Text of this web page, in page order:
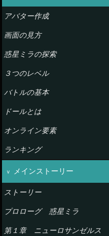
アバター作成
画面の見方
惑星ミラの探索
３つのレベル
バトルの基本
ドールとは
オンライン要素
ランキング
メインストーリー
ストーリー
プロローグ 惑星ミラ
第１章 ニューロサンゼルス